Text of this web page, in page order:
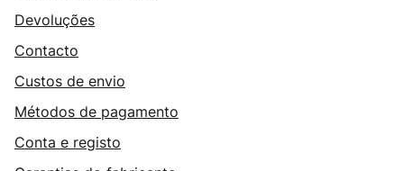
Devoluções
Contacto
Custos de envio
Métodos de pagamento
Conta e registo